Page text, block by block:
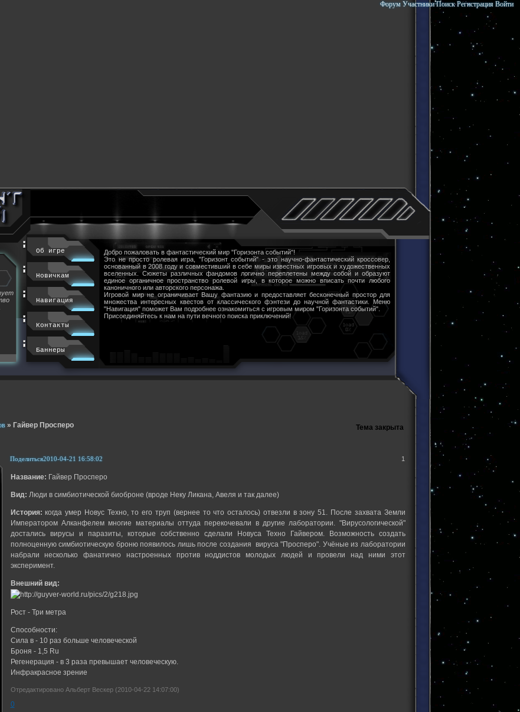
Форум Участники Поиск Регистрация Войти
Об игре
Новичкам
Навигация
Контакты
Баннеры
Добро пожаловать в фантастический мир "Горизонта событий"!
Это не просто ролевая игра, "Горизонт событий" - это научно-фантастический кроссовер,
основанный в 2008 году и совместивший в себе миры известных игровых и художественных
вселенных. Сюжеты различных фандомов логично переплетены между собой и образуют
единое органичное пространство ролевой игры, в которое можно вписать почти любого
каноничного или авторского персонажа.
Игровой мир не ограничивает Вашу фантазию и предоставляет бесконечный простор для
множества интересных квестов от классического фэнтези до научной фантастики. Меню
"Навигация" поможет Вам подробнее ознакомиться с игровым миром "Горизонта событий".
Присоединяйтесь к нам на пути вечного поиска приключений!
» Гайвер Просперо
Тема закрыта
Поделиться 1
2010-04-21 16:58:02
Название: Гайвер Просперо
Вид: Люди в симбиотической биоброне (вроде Неку Ликана, Авеля и так далее)
История: когда умер Новус Техно, то его труп (вернее то что осталось) отвезли в зону 51. После захвата Земли
Императором Алканфелем многие материалы оттуда перекочевали в другие лаборатории. "Вирусологической"
достались вирусы и паразиты, которые собственно сделали Новуса Техно Гайвером. Возможность создать
полноценную симбиотическую броню появилось лишь после создания вируса "Просперо". Учёные из лаборатории
набрали несколько фанатично настроенных против ноддистов молодых людей и провели над ними этот
эксперимент.
Внешний вид:
Рост - Три метра
Способности:
Сила в - 10 раз больше человеческой
Броня - 1,5 Ru
Регенерация - в 3 раза превышает человеческую.
Инфракрасное зрение
Отредактировано Альберт Вескер (2010-04-22 14:07:00)
0